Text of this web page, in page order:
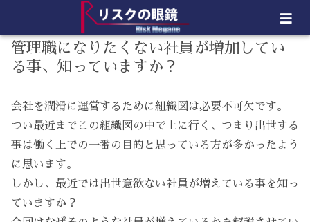
管理職になりたくない社員が増加してい
る事、知っていますか？
会社を潤滑に運営するために組織図は必要不可欠です。
つい最近までこの組織図の中で上に行く、つまり出世する
事は働く上での一番の目的と思っている方が多かったよう
に思います。
しかし、最近では出世意欲ない社員が増えている事を知っ
ていますか？